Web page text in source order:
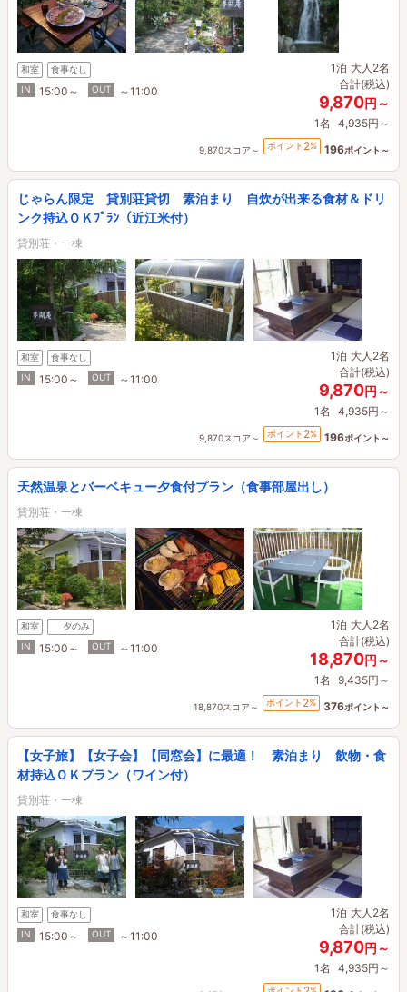
和室
食事なし
IN
15:00～ OUT ～11:00
1泊 大人2名
合計(税込)
9,870円～
1名 4,935円～
9,870スコア～ ポイント 2% 196ポイント～
じゃらん限定 貸別荘貸切 素泊まり 自炊が出来る食材＆ドリ
ンク持込ＯＫﾌﾟﾗﾝ（近江米付）
貸別荘・一棟
和室
食事なし
IN
15:00～ OUT ～11:00
1泊 大人2名
合計(税込)
9,870円～
1名 4,935円～
9,870スコア～ ポイント 2% 196ポイント～
天然温泉とバーベキュー夕食付プラン（食事部屋出し）
貸別荘・一棟
和室
夕のみ
IN
15:00～ OUT ～11:00
1泊 大人2名
合計(税込)
18,870円～
1名 9,435円～
18,870スコア～ ポイント 2% 376ポイント～
【女子旅】【女子会】【同窓会】に最適！ 素泊まり 飲物・食
材持込ＯＫプラン（ワイン付）
貸別荘・一棟
和室
食事なし
IN
15:00～ OUT ～11:00
1泊 大人2名
合計(税込)
9,870円～
1名 4,935円～